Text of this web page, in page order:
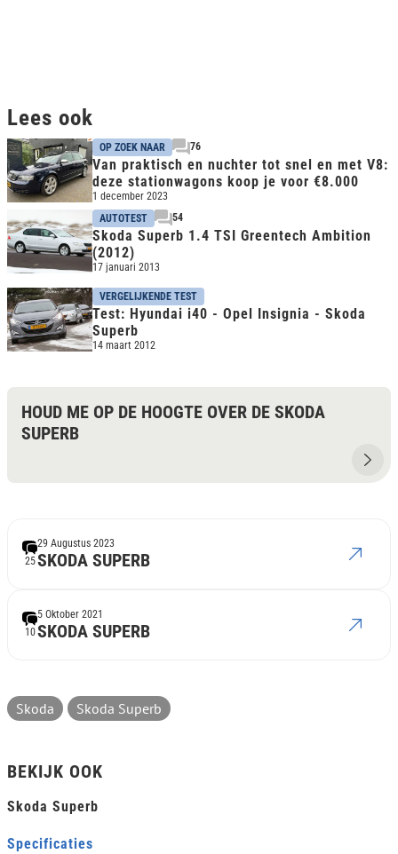
Lees ook
OP ZOEK NAAR 76
Van praktisch en nuchter tot snel en met V8:
deze stationwagons koop je voor €8.000
1 december 2023
AUTOTEST
54
Skoda Superb 1.4 TSI Greentech Ambition
(2012)
17 januari 2013
VERGELIJKENDE TEST
Test: Hyundai i40 - Opel Insignia - Skoda
Superb
14 maart 2012
HOUD ME OP DE HOOGTE OVER DE SKODA
SUPERB
25SKODA SUPERB
29 Augustus 2023
10SKODA SUPERB
5 Oktober 2021
Skoda Skoda Superb
BEKIJK OOK
Skoda Superb
Specificaties